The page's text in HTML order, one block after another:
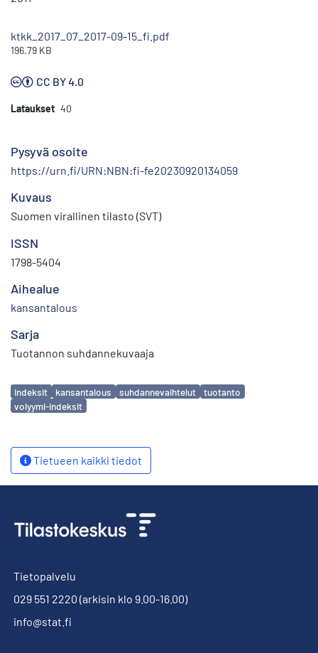
ktkk_2017_07_2017-09-15_fi.pdf
196.79 KB
CC BY 4.0
Lataukset 40
Pysyvä osoite
https://urn.fi/URN:NBN:fi-fe20230920134059
Kuvaus
Suomen virallinen tilasto (SVT)
ISSN
1798-5404
Aihealue
kansantalous
Sarja
Tuotannon suhdannekuvaaja
Avainsanat
indeksit kansantalous suhdannevaihtelut
tuotanto
volyymi-indeksit
Tietueen kaikki tiedot
Tietopalvelu
029 551 2220 (arkisin klo 9.00-16.00)
info@stat.fi